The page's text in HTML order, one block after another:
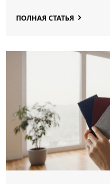
ПОЛНАЯ СТАТЬЯ